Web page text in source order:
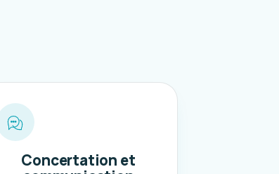
Concertation et